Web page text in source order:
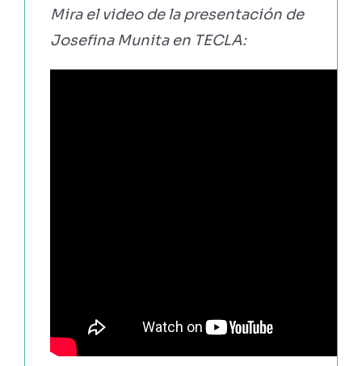
Mira el video de la presentación de
Josefina Munita en TECLA: